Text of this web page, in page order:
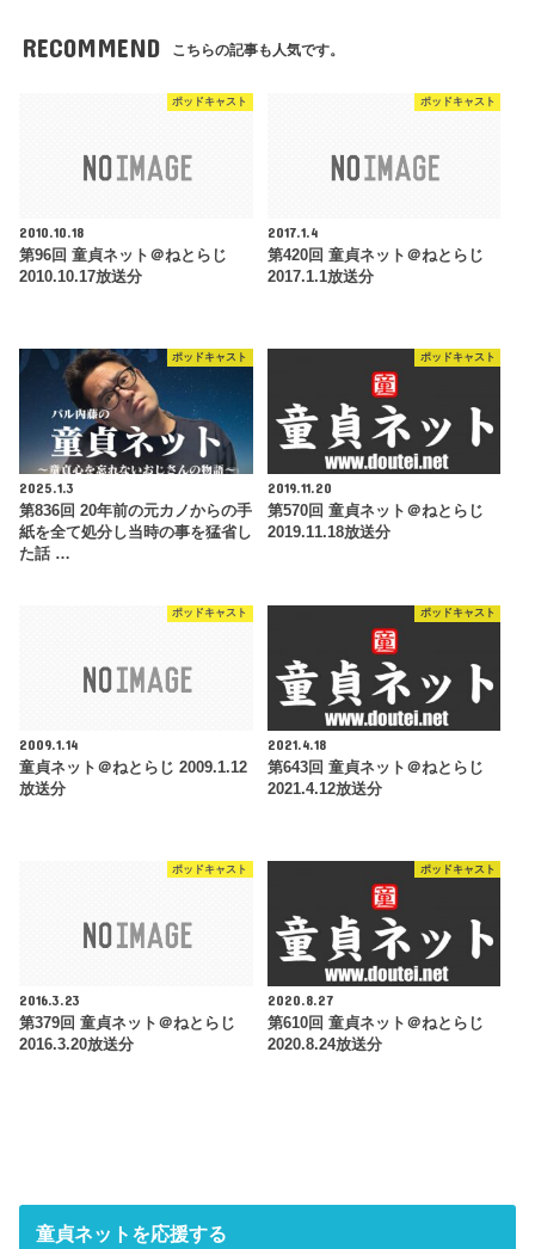
RECOMMEND こちらの記事も人気です。
ポッドキャスト
2010.10.18
第96回 童貞ネット＠ねとらじ
2010.10.17放送分
ポッドキャスト
2017.1.4
第420回 童貞ネット＠ねとらじ
2017.1.1放送分
ポッドキャスト
2025.1.3
第836回 20年前の元カノからの手
紙を全て処分し当時の事を猛省し
た話 …
ポッドキャスト
2019.11.20
第570回 童貞ネット＠ねとらじ
2019.11.18放送分
ポッドキャスト
2009.1.14
童貞ネット＠ねとらじ 2009.1.12
放送分
ポッドキャスト
2021.4.18
第643回 童貞ネット＠ねとらじ
2021.4.12放送分
ポッドキャスト
2016.3.23
第379回 童貞ネット＠ねとらじ
2016.3.20放送分
ポッドキャスト
2020.8.27
第610回 童貞ネット＠ねとらじ
2020.8.24放送分
童貞ネットを応援する